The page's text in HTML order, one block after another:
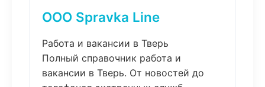
ООО Spravka Line
Работа и вакансии в Тверь
Полный справочник работа и
вакансии в Тверь. От новостей до